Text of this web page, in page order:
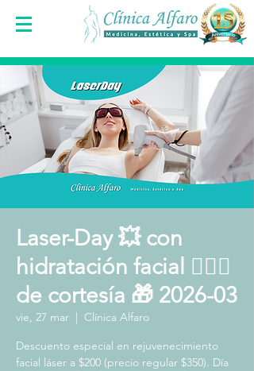
Laser-Day 💥 con
hidratación facial 🧖🏻‍♀️
de cortesía 🎁 2026-03
vie, 27 mar
  |
Clínica Alfaro
Descuento especial en rejuvenecimiento
facial láser a $200 (precio regular $350). Día